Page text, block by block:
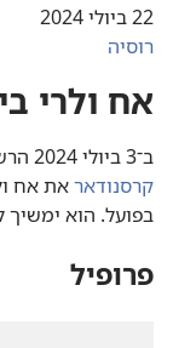
22 ביולי 2024
רוסיה
אח ולרי
ב־3 ביולי 2024 הרשיע
קרסנודאראת אח
בפועל.‏ הוא
פרופיל